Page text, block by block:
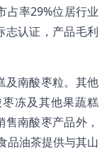
占率29%位居行业
志认证，产品毛利
及南酸枣粒。其他
冻及其他果蔬糕
售南酸枣产品外，
品油茶提供与其山